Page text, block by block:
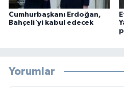
Cumhurbaşkanı Erdoğan,
Bahçeli'yi kabul edecek
Yorumlar